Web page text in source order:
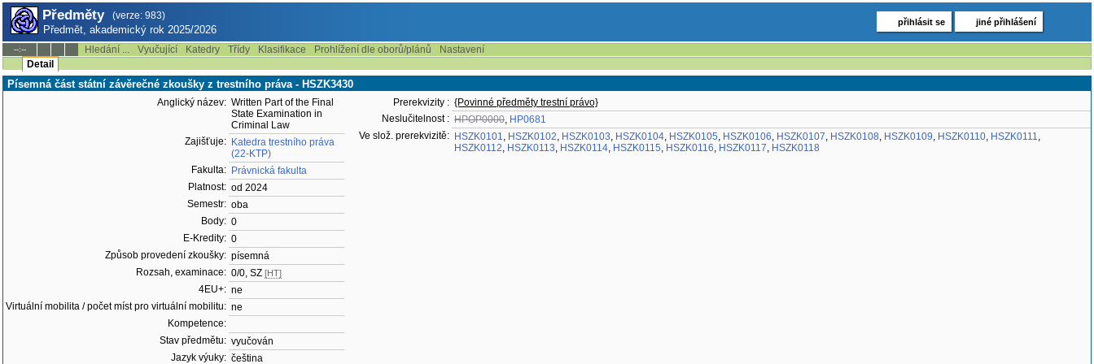
Předměty (verze: 983)
Předmět, akademický rok 2025/2026
přihlásit se jiné přihlášení
--:-- Hledání ... Vyučující Katedry Třídy Klasifikace Prohlížení dle oborů/plánů
Nastavení
Detail
Písemná část státní závěrečné zkoušky z trestního práva - HSZK3430
Anglický název: Written Part of the Final
State Examination in
Criminal Law
Zajišťuje: Katedra trestního práva
(22-KTP)
Fakulta: Právnická fakulta
Platnost: od 2024
Semestr: oba
Body: 0
E-Kredity: 0
Způsob provedení zkoušky: písemná
Rozsah, examinace: 0/0, SZ [HT]
4EU+: ne
Virtuální mobilita / počet míst pro virtuální mobilitu: ne
Kompetence:
Stav předmětu: vyučován
Jazyk výuky: čeština
Prerekvizity : {Povinné předměty trestní právo}
Neslučitelnost : HPOP0000, HP0681
Ve slož. prerekvizitě: HSZK0101, HSZK0102, HSZK0103, HSZK0104, HSZK0105, HSZK0106, HSZK0107, HSZK0108, HSZK0109, HSZK0110, HSZK0111,
HSZK0112, HSZK0113, HSZK0114, HSZK0115, HSZK0116, HSZK0117, HSZK0118